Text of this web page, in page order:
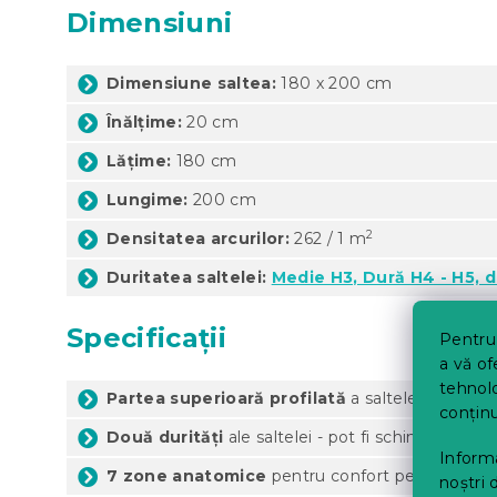
a vă
noștri
Dimensiuni
Dimensiune saltea:180 x 200 cm
Înălțime: 20 cm
Lățime: 180 cm
Lungime: 200 cm
Densitatea arcurilor: 262 / 1 m2
Duritatea saltelei: Medie H3, Dură H4 - H5,
Specificații
Partea superioară profilată a saltelei cu efect
Două durități ale saltelei - pot fi schimbate
7 zone anatomice pentru confort perfect în